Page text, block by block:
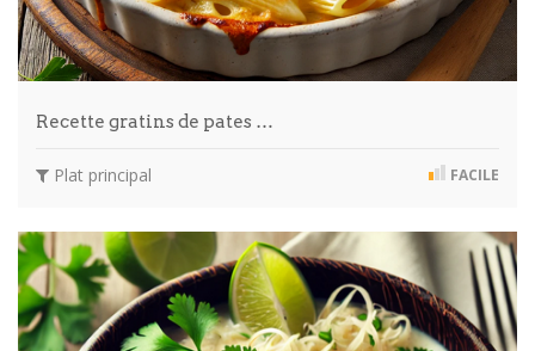
Recette gratins de pates …
Plat principal FACILE